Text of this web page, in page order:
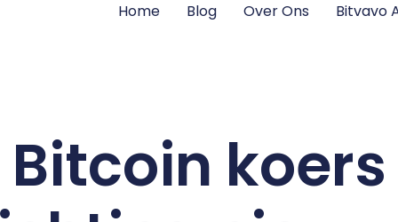
Home Blog Over Ons Bitvavo
Bitcoin koers